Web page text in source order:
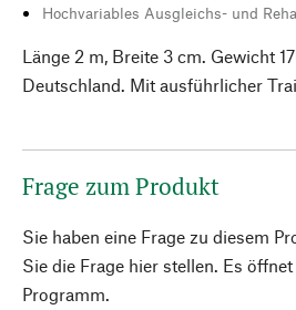
Hochvariables Ausgleichs- und
Länge 2 m, Breite 3 cm. Gewicht
Deutschland. Mit ausführlicher
Frage zum Produkt
Sie haben eine Frage zu diesem
Sie die Frage hier stellen. Es
Programm.